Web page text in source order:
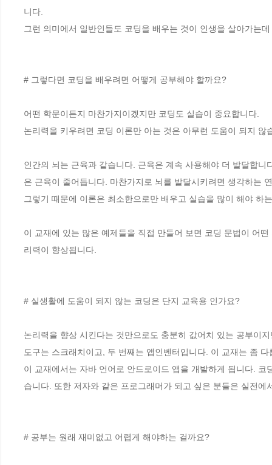
니다.
그런 의미에서 일반인들도 코딩을 배우는 것이 인생을 살아가는
# 그렇다면 코딩을 배우려면 어떻게 공부해야 할까요?
어떤 학문이든지 마찬가지이겠지만 코딩도 실습이 중요합니다.
논리력을 키우려면 코딩 이론만 아는 것은 아무런 도움이 되지
인간의 뇌는 근육과 같습니다. 근육은 계속 사용해야 더 발달합
은 근육이 줄어듭니다. 마찬가지로 뇌를 발달시키려면 생각하는
그렇기 때문에 이론은 최소한으로만 배우고 실습을 많이 해야 하
이 교재에 있는 많은 예제들을 직접 만들어 보면 코딩 문법이 어
리력이 향상됩니다.
# 실생활에 도움이 되지 않는 코딩은 단지 교육용 인가요?
논리력을 향상 시킨다는 것만으로도 충분히 값어치 있는 공부이
도구는 스크래치이고, 두 번째는 앱인벤터입니다. 이 교재는 좀 다
이 교재에서는 자바 언어로 안드로이드 앱을 개발하게 됩니다.
습니다. 또한 저자와 같은 프로그래머가 되고 싶은 분들은 실전
# 공부는 원래 재미없고 어렵게 해야하는 걸까요?